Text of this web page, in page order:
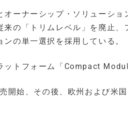
オーナーシップ・ソリューシ
来の「トリムレベル」を廃止
の単一選択を採用している。
ットフォーム「Compact
開始、その後、欧州および米